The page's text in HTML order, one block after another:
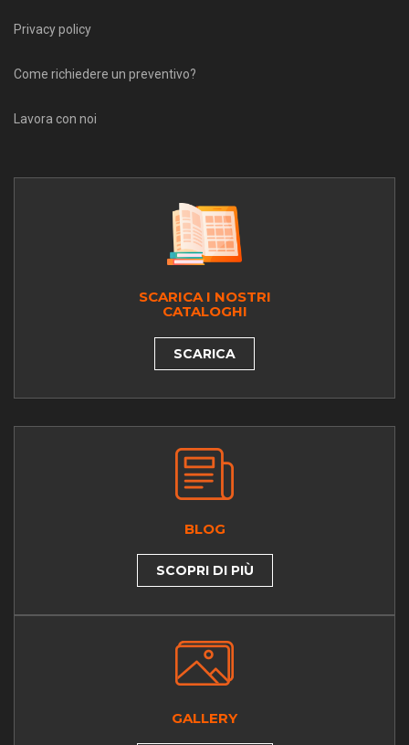
Privacy policy
Come richiedere un preventivo?
Lavora con noi
SCARICA I NOSTRI
CATALOGHI
SCARICA
BLOG
SCOPRI DI PIÙ
GALLERY